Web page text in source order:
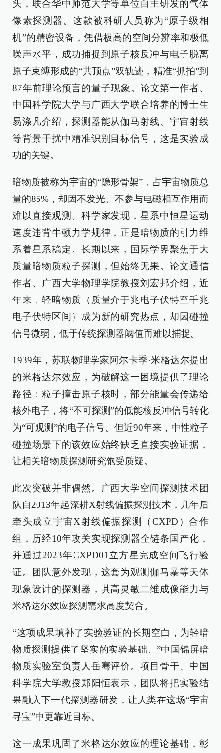
头，联合华中师范大学等单位自主研发的气体
像素探测器。这款被科研人员称为“原子级相
机”的精密设备，凭借极高的空间分辨率和极低
噪声水平，成功捕捉到原子核反冲与电子脱离
原子束缚形成的“共顶点”双轨迹，精准“抓拍”到
87年前理论预言的量子现象。论文第一作者、
中国科学院大学与广西大学联合培养的博士生
易涤凡介绍，探测器能从伽马射线、宇宙射线
等背景干扰中精准识别目标信号，这是实验成
功的关键。
暗物质被称为宇宙的“隐形骨架”，占宇宙物质总
量的85%，却因不发光、不参与电磁相互作用而
难以直接观测。科学家发现，星系中恒星运动
速度违背牛顿力学规律，正是暗物质的引力维
系着星系稳定。长期以来，国际学界聚焦于大
质量暗物质粒子探测，但始终无果。论文通信
作者、广西大学物理学院教授刘宏邦介绍，近
年来，轻暗物质（质量介于兆电子伏特至千兆
电子伏特区间）成为新的研究热点，却因碰撞
信号微弱，低于传统探测器阈值而难以捕捉。
1939年，苏联物理学家阿尔卡季·米格达尔提出
的米格达尔效应，为破解这一困境提供了理论
路径：粒子撞击原子核时，部分能量会传递给
核外电子，将“不可探测”的低能核反冲信号转化
为“可观测”的电子信号。但近90年来，中性粒子
碰撞场景下的该效应始终缺乏直接实验证据，
让相关暗物质探测研究饱受质疑。
此次突破并非偶然。广西大学空间探测技术团
队自2013年起深耕X射线偏振探测技术，几年后
牵头成立宇宙X射线偏振探测（CXPD）合作
组，历经10年攻关实现探测器全链条国产化，
并通过2023年CXPD01立方星完成空间飞行验
证。团队意外发现，这套为观测伽马暴等天体
现象设计的探测器，其高灵敏二维成像能力与
米格达尔效应探测需求高度契合。
“这项成果填补了实验验证的长期空白，为轻暗
物质探测提供了坚实的实验基础。”中国锦屏暗
物质实验室负责人岳骞评价。项目骨干、中国
科学院大学教授郑阳恒表示，团队将把实验结
果融入下一代探测器研发，让人类在这场“宇宙
寻宝”中更靠近目标。
这一成果巩固了米格达尔效应的理论基础，彰